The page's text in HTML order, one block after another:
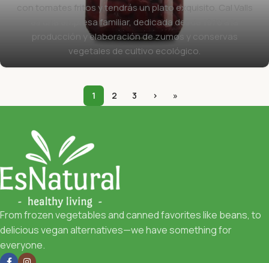
con tomates fritos y tendrás un plato exquisito. Cal Valls
es una empresa familiar, dedicada desde 1978 a la
producción y elaboración de zumos y conservas
vegetales de cultivo ecológico.
1 2 3 › »
From frozen vegetables and canned favorites like beans, to
delicious vegan alternatives—we have something for
everyone.